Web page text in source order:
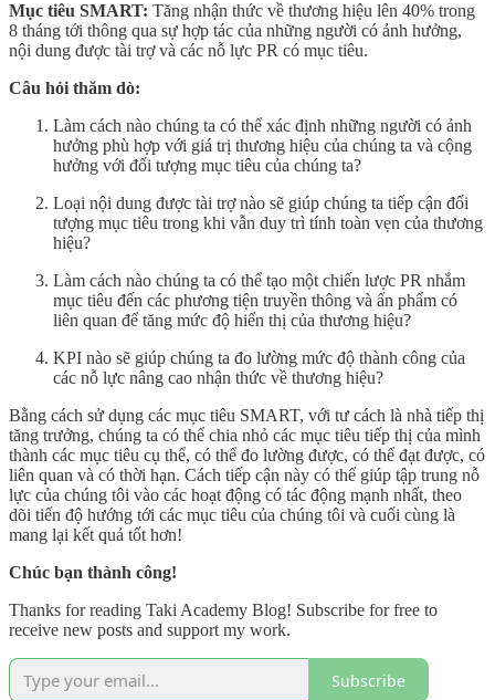
Mục tiêu SMART: Tăng nhận thức về thương hiệu lên 40% trong
8 tháng tới thông qua sự hợp tác của những người có ảnh hưởng,
nội dung được tài trợ và các nỗ lực PR có mục tiêu.
Câu hỏi thăm dò:
Làm cách nào chúng ta có thể xác định những người có ảnh
hưởng phù hợp với giá trị thương hiệu của chúng ta và cộng
hưởng với đối tượng mục tiêu của chúng ta?
Loại nội dung được tài trợ nào sẽ giúp chúng ta tiếp cận đối
tượng mục tiêu trong khi vẫn duy trì tính toàn vẹn của thương
hiệu?
Làm cách nào chúng ta có thể tạo một chiến lược PR nhắm
mục tiêu đến các phương tiện truyền thông và ấn phẩm có
liên quan để tăng mức độ hiển thị của thương hiệu?
KPI nào sẽ giúp chúng ta đo lường mức độ thành công của
các nỗ lực nâng cao nhận thức về thương hiệu?
Bằng cách sử dụng các mục tiêu SMART, với tư cách là nhà tiếp thị
tăng trưởng, chúng ta có thể chia nhỏ các mục tiêu tiếp thị của mình
thành các mục tiêu cụ thể, có thể đo lường được, có thể đạt được, có
liên quan và có thời hạn. Cách tiếp cận này có thể giúp tập trung nỗ
lực của chúng tôi vào các hoạt động có tác động mạnh nhất, theo
dõi tiến độ hướng tới các mục tiêu của chúng tôi và cuối cùng là
mang lại kết quả tốt hơn!
Chúc bạn thành công!
Thanks for reading Taki Academy Blog! Subscribe for free to
receive new posts and support my work.
Subscribe